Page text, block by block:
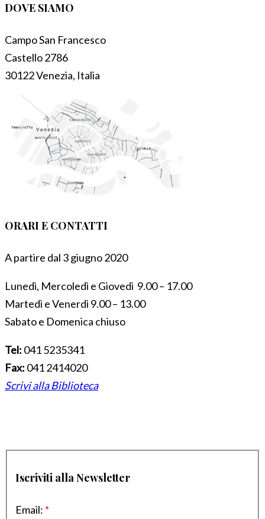
DOVE SIAMO
Campo San Francesco
Castello 2786
30122 Venezia, Italia
ORARI E CONTATTI
A partire dal 3 giugno 2020
Lunedì, Mercoledì e Giovedì 9.00 – 17.00
Martedì e Venerdì 9.00 – 13.00
Sabato e Domenica chiuso
Tel: 041 5235341
Fax: 041 2414020
Scrivi alla Biblioteca
Iscriviti alla Newsletter
Email: *